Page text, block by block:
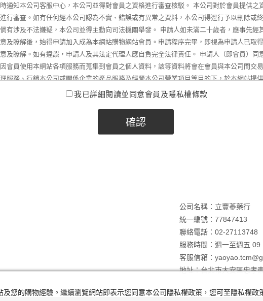
通知本公司客服中心，本公司並得對會員之資格進行審查核駁。 本公司對於會員提供之
行審查。如有任何經本公司認為不實、錯誤或有異常之資料，本公司得逕行予以刪除或
有涉及不法嫌疑，本公司並得主動向司法機關舉發。 申請人如未滿二十歲者，應事先經
及瞭解後，始得申請加入成為本網站購物網站會員。申請程序完畢，即視為申請人已取
及瞭解。如有違誤，申請人及其法定代理人應自負完全法律責任。 申請人（即會員）同
會員使用本網站各項服務而蒐集到會員之個人資料，該等資料將會在會員與本公司間交
服務、行銷本公司或關係企業的產品服務及經營本公司營業項目等目的下，於本網站提
理利用，直到本網站停止服務為止，並僅在前述目的範圍內，將會員個人資料提供給本公司
求停止蒐集、處理、利用或刪除資料。個人資料應完整填寫，如填寫不實或不完整，致無法
將無法享有活動訊息傳遞、行銷商品及提供服務等之權益。
生帳號及密碼外洩、盜用或有其他影響密碼或帳號安全情事者，會員應立即通知本公司，本
費者通知後，停止該進行交易之處理及利用或採取其他保護之措施，但上述通知不代表本公
何形式之賠償或補償的責任。 前項情事除因本公司故意或重大過失所致之損害者外，概由
本公司經消費者請求提供被冒用期間之交易資訊相關資料，經確認身分無誤後，本網站得
提供相關資料，以防止損害擴大。對於消費者個人資料之蒐集、處理及利用，本公司得於
目的之相關範圍內，以誠實信用方法為之。特定目的消失或期限屆滿時之個人資料銷毀
：網站連結
我已詳細閱讀並同意會員及隱私權條款
公司名稱：立豐蔘藥行
統一編號：77847413
聯絡電話：02-27113748
服務時間：週一至週五
客服信箱：
地址：台北市大安區忠孝
您的購物經驗。繼續瀏覽網站即表示您同意本公司隱私權政策，您可至隱私權政